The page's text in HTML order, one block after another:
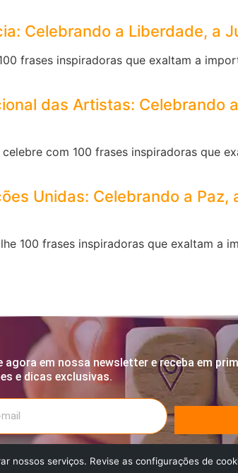
Celebrando a Liberdade, a
frases inspiradoras que exaltam a
das Artistas: Celebrando
com 100 frases inspiradoras que
Unidas: Celebrando a Paz,
100 frases inspiradoras que exaltam a
agora em nossa newsletter e receba em
e dicas exclusivas.
que irão ajudá-lo(a) a estar sempre atualizado(a)
nossos serviços. Revise as configurações de